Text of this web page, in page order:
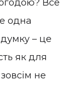
Все
одна
– це
як для
не